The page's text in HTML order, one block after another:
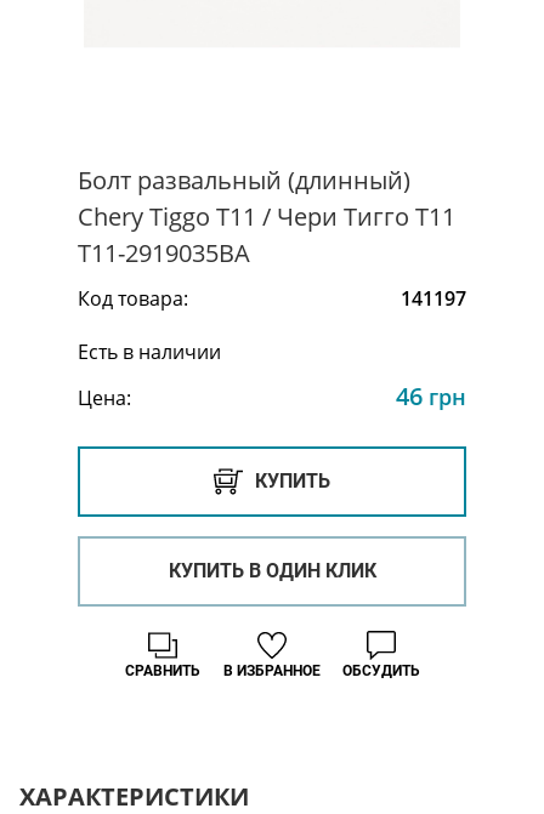
Болт развальный (длинный)
Chery Tiggo Т11 / Чери Тигго Т11
T11-2919035BA
Код товара:
141197
Есть в наличии
Цена:
46 грн
КУПИТЬ
КУПИТЬ В ОДИН КЛИК
В ИЗБРАННОЕ
СРАВНИТЬ ОБСУДИТЬ
ХАРАКТЕРИСТИКИ